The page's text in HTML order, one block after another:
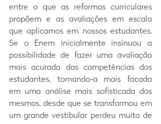
entre o que as reformas curriculares
propõem e as avaliações em escala
que aplicamos em nossos estudantes.
Se o Enem inicialmente insinuou a
possibilidade de fazer uma avaliação
mais acurada das competências dos
estudantes, tornando-a mais focada
em uma análise mais sofisticada dos
mesmos, desde que se transformou em
um grande vestibular perdeu muito de